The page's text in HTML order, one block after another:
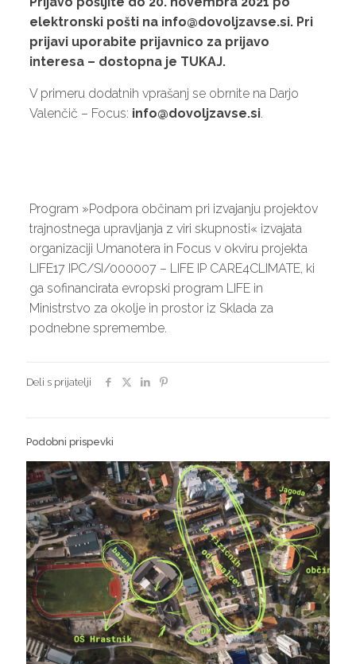
elektronski pošti na info@dovoljzavse.si. Pri
prijavi uporabite prijavnico za prijavo
interesa – dostopna je TUKAJ.
V primeru dodatnih vprašanj se obrnite na Darjo
Valenčič – Focus: info@dovoljzavse.si.
Program »Podpora občinam pri izvajanju projektov
trajnostnega upravljanja z viri skupnosti« izvajata
organizaciji Umanotera in Focus v okviru projekta
LIFE17 IPC/SI/000007 – LIFE IP CARE4CLIMATE, ki
ga sofinancirata evropski program LIFE in
Ministrstvo za okolje in prostor iz Sklada za
podnebne spremembe.
Deli s prijatelji
Podobni prispevki